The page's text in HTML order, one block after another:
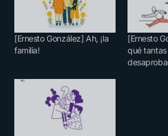
[Ernesto González] Ah, ¡la
familia!
[Ernesto
qué